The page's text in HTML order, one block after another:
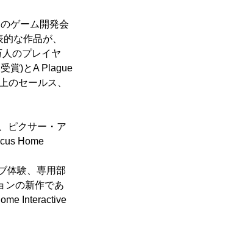
ゲーム開発会
な作品が、
のプレイヤ
賞)とA Plague
のセールス、
ピクサー・ア
Home
体験、専用部
ンの新作であ
Interactive